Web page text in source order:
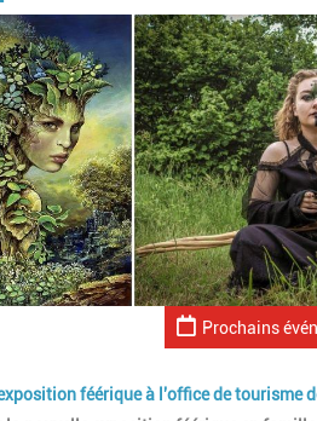
Prochains
féérique à l'office de tourisme